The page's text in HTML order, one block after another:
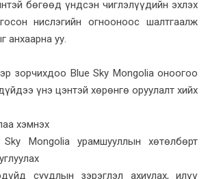
бөгөөд үндсэн чиглэлүүдийн эхлэх
нислэгийн огнооноос шалтгаалж
анхаарна уу.
зорчихдоо Blue Sky Mongolia оноогоо
үнэ цэнтэй хөрөнгө оруулалт хийх
хэмнэх
Mongolia урамшууллын хөтөлбөрт
суудлын зэрэглэл ахиулах, илүү